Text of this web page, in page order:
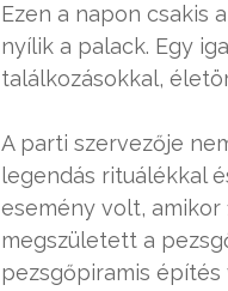
Ezen a napon csakis
nyílik a palack. Egy
találkozásokkal,
A parti szervezője
legendás rituálékkal
esemény volt, amikor
megszületett a
pezsgőpiramis